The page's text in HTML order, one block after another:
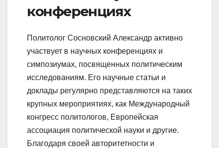
конференциях
Политолог Сосновский Александр активно
участвует в научных конференциях и
симпозиумах, посвященных политическим
исследованиям. Его научные статьи и
доклады регулярно представляются на таких
крупных мероприятиях, как Международный
конгресс политологов, Европейская
ассоциация политической науки и другие.
Благодаря своей авторитетности и